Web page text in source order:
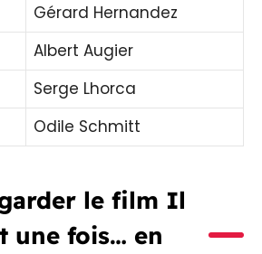
Gérard Hernandez
Albert Augier
Serge Lhorca
Odile Schmitt
le film Il
une fois… en